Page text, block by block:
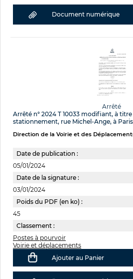
Document numérique
Arrêté
Arrêté n° 2024 T 10033 modifiant, à
stationnement, rue Michel-Ange, à Paris
Direction de la Voirie et des
Date de publication :
05/01/2024
Date de la signature :
03/01/2024
Poids du PDF (en ko) :
45
Classement :
Postes à pourvoir
Voirie et déplacements
Ajouter au Panier